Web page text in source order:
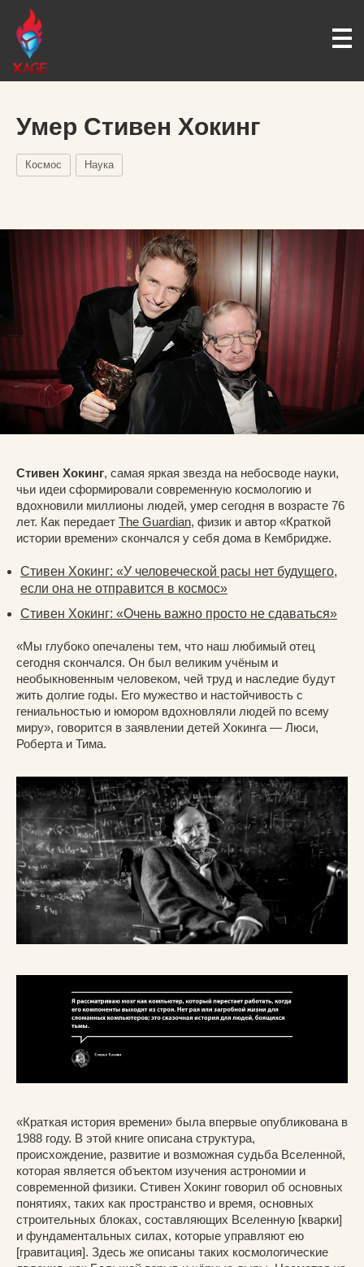
Умер Стивен Хокинг
Космос Наука
Стивен Хокинг, самая яркая звезда на небосводе науки,
чьи идеи сформировали современную космологию и
вдохновили миллионы людей, умер сегодня в возрасте 76
лет. Как передает The Guardian, физик и автор «Краткой
истории времени» скончался у себя дома в Кембридже.
Стивен Хокинг: «У человеческой расы нет будущего,
если она не отправится в космос»
Стивен Хокинг: «Очень важно просто не сдаваться»
«Мы глубоко опечалены тем, что наш любимый отец
сегодня скончался. Он был великим учёным и
необыкновенным человеком, чей труд и наследие будут
жить долгие годы. Его мужество и настойчивость с
гениальностью и юмором вдохновляли людей по всему
миру», говорится в заявлении детей Хокинга — Люси,
Роберта и Тима.
«Краткая история времени» была впервые опубликована в
1988 году. В этой книге описана структура,
происхождение, развитие и возможная судьба Вселенной,
которая является объектом изучения астрономии и
современной физики. Стивен Хокинг говорил об основных
понятиях, таких как пространство и время, основных
строительных блоках, составляющих Вселенную [кварки]
и фундаментальных силах, которые управляют ею
[гравитация]. Здесь же описаны таких космологические